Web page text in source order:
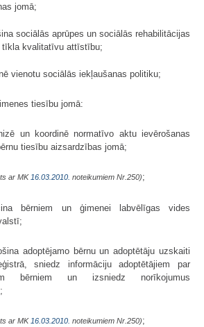
jomā;
sociālās aprūpes un sociālās rehabilitācijas
tīkla kvalitatīvu attīstību;
vienotu sociālās iekļaušanas politiku;
tiesību jomā:
un koordinē normatīvo aktu ievērošanas
tiesību aizsardzības jomā;
ar MK16.03.2010. noteikumiem Nr.250);
bērniem un ģimenei labvēlīgas vides
adoptējamo bērnu un adoptētāju uzskaiti
sniedz informāciju adoptētājiem par
bērniem un izsniedz norīkojumus
ar MK16.03.2010. noteikumiem Nr.250);